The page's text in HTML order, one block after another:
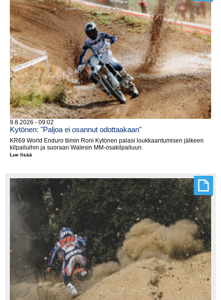
9.8.2026 - 09:02
Kytönen: "Paljoa ei osannut odottaakaan"
KR69 World Enduro tiimin Roni Kytönen palasi loukkaantumisen jälkeen
kilpailuihin ja suoraan Walesin MM-osakilpailuun.
Lue lisää
odottaakaan"